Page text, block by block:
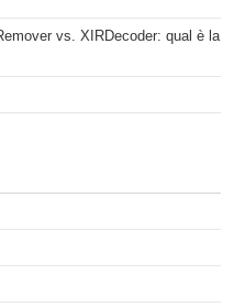
vs. XIRDecoder: qual è la